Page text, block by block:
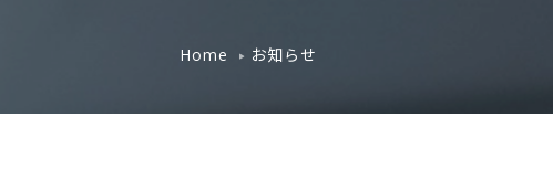
Home お知らせ